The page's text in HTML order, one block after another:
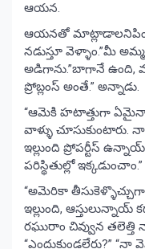
ఆయన.
ఆయనతో
నడుస్తూ వెళ్ళాం.”మీ
అడిగాను.”బాగానే ఉంది,
ప్రోబ్లంస్ అంతే.” అన్నాడు.
“ఆమెకి హటాత్తుగా
వాళ్ళు చూసుకుంటారు.
ఇల్లుంది ప్రోపర్టీస్
పరిస్థితుల్లో
“అమెరికా
ఇల్లుంది,
రఘురాం చివ్వున తలెత్తి
“ఎందుకుండలేరు?”